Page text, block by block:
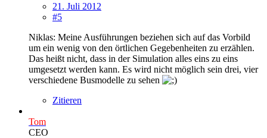
21. Juli 2012
#5
Niklas: Meine Ausführungen beziehen sich auf das Vorbild
um ein wenig von den örtlichen Gegebenheiten zu erzählen.
Das heißt nicht, dass in der Simulation alles eins zu eins
umgesetzt werden kann. Es wird nicht möglich sein drei, vier
verschiedene Busmodelle zu sehen
Zitieren
Tom
CEO